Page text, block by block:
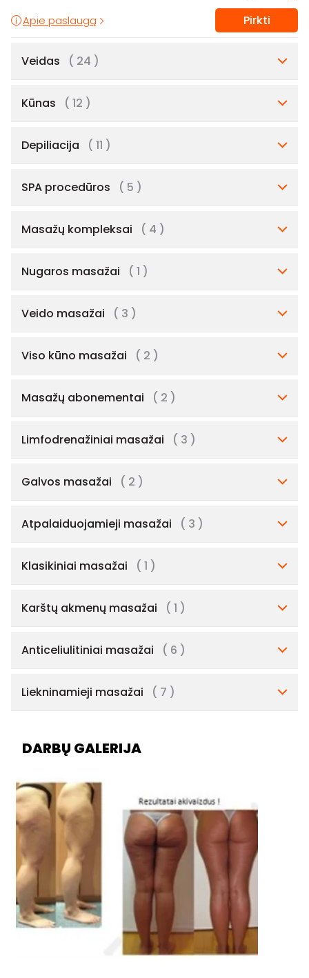
Apie paslaugą Pirkti
Veidas ( 24 )
Kūnas ( 12 )
Depiliacija ( 11 )
SPA procedūros ( 5 )
Masažų kompleksai ( 4 )
Nugaros masažai ( 1 )
Veido masažai ( 3 )
Viso kūno masažai ( 2 )
Masažų abonementai ( 2 )
Limfodrenažiniai masažai ( 3 )
Galvos masažai ( 2 )
Atpalaiduojamieji masažai ( 3 )
Klasikiniai masažai ( 1 )
Karštų akmenų masažai ( 1 )
Anticeliulitiniai masažai ( 6 )
Liekninamieji masažai ( 7 )
DARBŲ GALERIJA